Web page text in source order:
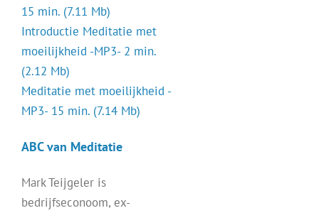
15 min. (7.11 Mb)
Introductie Meditatie met
moeilijkheid -MP3- 2 min.
(2.12 Mb)
Meditatie met moeilijkheid -
MP3- 15 min. (7.14 Mb)
ABC van Meditatie
Mark Teijgeler is
bedrijfseconoom, ex-